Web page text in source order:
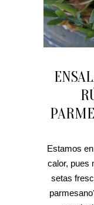
Estamos
calor, pues
setas